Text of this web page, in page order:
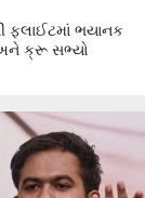
ફ્લાઈટમાં ભયાનક
ક્રૂ સભ્યો